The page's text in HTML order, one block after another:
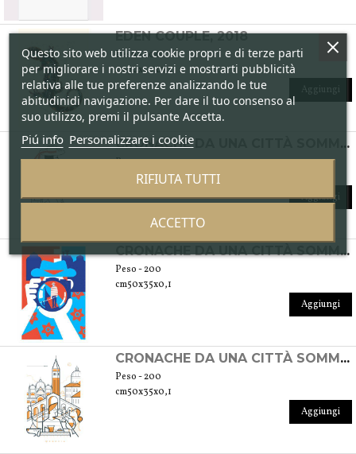
EDEN COUPLE, 2018
Peso - 200
cm70x50x0,1
Aggiungi
CRONACHE DA UNA CITTÀ SOMMERSA -GONDOLIERE, 2019
Peso - 200
cm50x35x0,1
Aggiungi
CRONACHE DA UNA CITTÀ SOMMERSA -THROUGH THE LENS, 2019
Peso - 200
cm50x35x0,1
Aggiungi
CRONACHE DA UNA CITTÀ SOMMERSA - VENEZIA, 2020
Peso - 200
cm50x35x0,1
Aggiungi
Questo sito web utilizza cookie propri e di terze parti
per migliorare i nostri servizi e mostrarti pubblicità
relativa alle tue preferenze analizzando le tue
abitudinidi navigazione. Per dare il tuo consenso al
suo utilizzo, premi il pulsante Accetta.
Piú info Personalizzare i cookie
RIFIUTA TUTTI
ACCETTO